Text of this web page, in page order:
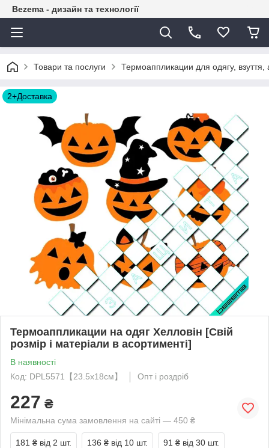
Bezema - дизайн та технології
Товари та послуги Термоаппликации для одягу, взуття,
2+Доставка
Термоаппликации на одяг Хелловін [Свій
розмір і матеріали в асортименті]
В наявності
Код: DPL5571【23.5x18см】
Опт і роздріб
227 ₴
Мінімальна сума замовлення на сайті — 450 ₴
181 ₴ від 2 шт. 136 ₴ від 10 шт. 91 ₴ від 30 шт.